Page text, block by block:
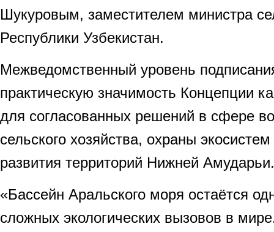
Шукуровым, заместителем министра
Республики Узбекистан.
Межведомственный уровень
практическую значимость Концепции
для согласованных решений в сфере
сельского хозяйства, охраны
развития территорий Нижней Амударьи.
«Бассейн Аральского моря остаётся
сложных экологических вызовов в